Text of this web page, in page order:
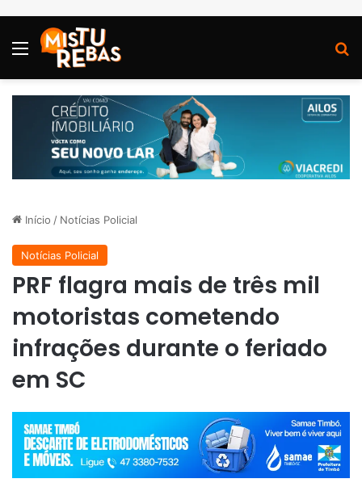
Menu
Início / Notícias Policial
Notícias Policial
PRF flagra mais de três mil
motoristas cometendo
infrações durante o feriado
em SC